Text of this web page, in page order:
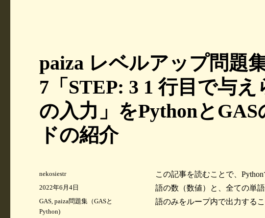
paiza レベルアップ問題
7「STEP: 3 1 行目で与
の入力」をPythonと
ドの紹介
この記事を読むことで、
語の数（数値）と、全ての単
語のみをループ内で出力する
投
稿
nekosiestr
投
稿
日:
2022年6月4日
カ
テ
GAS,paiza問題集（GASと
Python)